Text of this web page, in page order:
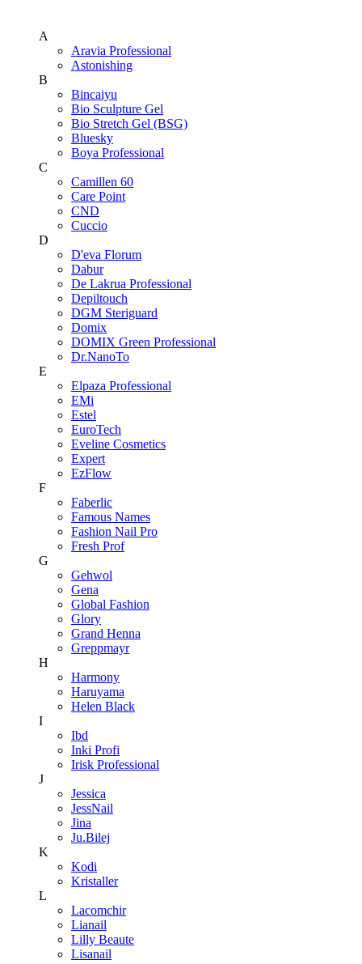
A
Aravia Professional
Astonishing
B
Bincaiyu
Bio Sculpture Gel
Bio Stretch Gel (BSG)
Bluesky
Boya Professional
C
Camillen 60
Care Point
CND
Cuccio
D
D'eva Florum
Dabur
De Lakrua Professional
Depiltouch
DGM Steriguard
Domix
DOMIX Green Professional
Dr.NanoTo
E
Elpaza Professional
EMi
Estel
EuroTech
Eveline Cosmetics
Expert
EzFlow
F
Faberlic
Famous Names
Fashion Nail Pro
Fresh Prof
G
Gehwol
Gena
Global Fashion
Glory
Grand Henna
Greppmayr
H
Harmony
Haruyama
Helen Black
I
Ibd
Inki Profi
Irisk Professional
J
Jessica
JessNail
Jina
Ju.Bilej
K
Kodi
Kristaller
L
Lacomchir
Lianail
Lilly Beaute
Lisanail